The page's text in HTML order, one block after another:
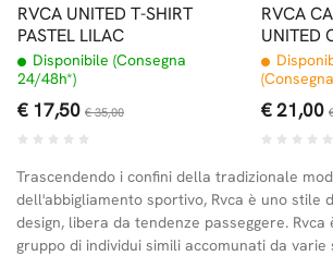
RVCA UNITED T-SHIRT
PASTEL LILAC
Disponibile (Consegna
24/48h*)
€ 17,50 € 35,00
RVCA
UNITED
€ 21,00
Trascendendo i confini della tradizionale
dell'abbigliamento sportivo, Rvca è uno stile
design, libera da tendenze passeggere.
gruppo di individui simili accomunati da